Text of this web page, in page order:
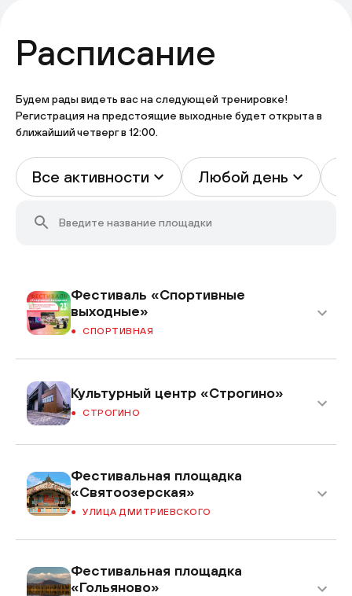
Расписание
Будем рады видеть вас на следующей тренировке!
Регистрация на предстоящие выходные будет открыта в
ближайший четверг в 12:00.
Все активности Любой день
Фестиваль «Спортивные
выходные»
СПОРТИВНАЯ
Культурный центр «Строгино»
СТРОГИНО
Фестивальная площадка
«Святоозерская»
УЛИЦА ДМИТРИЕВСКОГО
Фестивальная площадка
«Гольяново»